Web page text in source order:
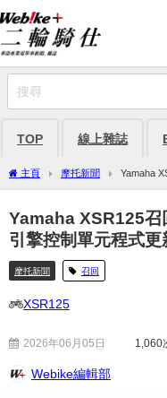
TOP 線上雜誌
主頁 摩托新聞
Yamaha
元程式更新對象119台
Yamaha XSR125召
引擎控制單元程式
摩托新聞 召回
XSR125
2026年06月05日 1,060
Webike編輯部